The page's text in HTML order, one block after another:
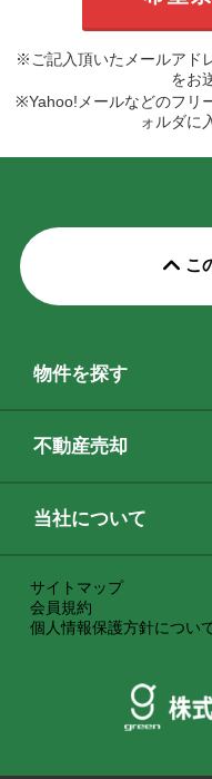
※ご記入頂いたメールアド
をお
※Yahoo!メールなどのフリ
ォルダに
こ
物件を探す
不動産売却
当社について
サイトマップ
会員規約
個人情報保護方針につい